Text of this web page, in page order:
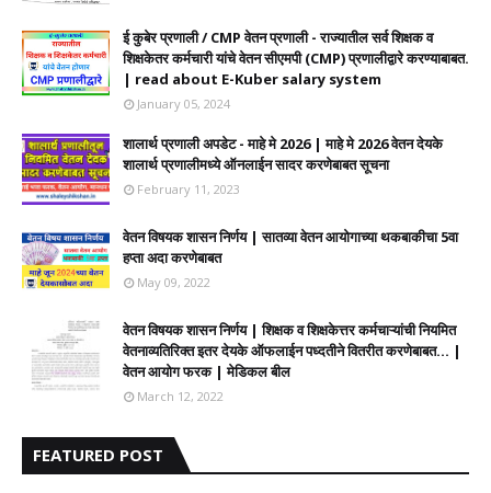
ई कुबेर प्रणाली / CMP वेतन प्रणाली - राज्यातील सर्व शिक्षक व
शिक्षकेतर कर्मचारी यांचे वेतन सीएमपी (CMP) प्रणालीद्वारे करण्याबाबत.
| read about E-Kuber salary system
January 05, 2024
शालार्थ प्रणाली अपडेट - माहे मे 2026 | माहे मे 2026 वेतन देयके
शालार्थ प्रणालीमध्ये ऑनलाईन सादर करणेबाबत सूचना
February 11, 2023
वेतन विषयक शासन निर्णय | सातव्या वेतन आयोगाच्या थकबाकीचा 5वा
हप्ता अदा करणेबाबत
May 09, 2022
वेतन विषयक शासन निर्णय | शिक्षक व शिक्षकेत्तर कर्मचाऱ्यांची नियमित
वेतनाव्यतिरिक्त इतर देयके ऑफलाईन पध्दतीने वितरीत करणेबाबत... |
वेतन आयोग फरक | मेडिकल बील
March 12, 2022
FEATURED POST